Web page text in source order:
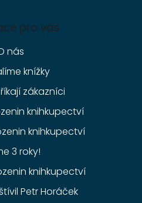
pro vás
nás
knížky
zákazníci
knihkupectví
knihkupectví
3 roky!
knihkupectví
Petr Horáček